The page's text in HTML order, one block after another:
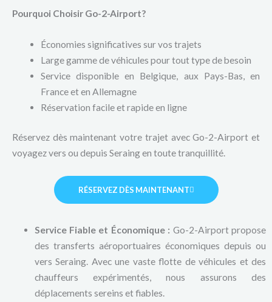
Pourquoi Choisir Go-2-Airport?
Économies significatives sur vos trajets
Large gamme de véhicules pour tout type de besoin
Service disponible en Belgique, aux Pays-Bas, en
France et en Allemagne
Réservation facile et rapide en ligne
Réservez dès maintenant votre trajet avec Go-2-Airport et
voyagez vers ou depuis Seraing en toute tranquillité.
RÉSERVEZ DÈS MAINTENANT
Service Fiable et Économique : Go-2-Airport propose
des transferts aéroportuaires économiques depuis ou
vers Seraing. Avec une vaste flotte de véhicules et des
chauffeurs expérimentés, nous assurons des
déplacements sereins et fiables.